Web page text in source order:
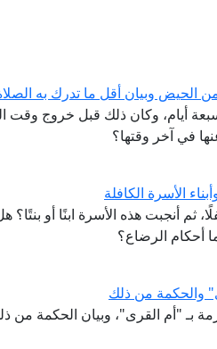
الحيض وبيان أقل ما تدرك به
أيام، وكان ذلك قبل خروج وقت
في آخر وقتها؟
الأسرة الكافلة
ثم أنجبت هذه الأسرة ابنًا أو بنتًا؟
أحكام الرضاع؟
والحكمة من ذلك
بـ "أم القرى"، وبيان الحكمة من